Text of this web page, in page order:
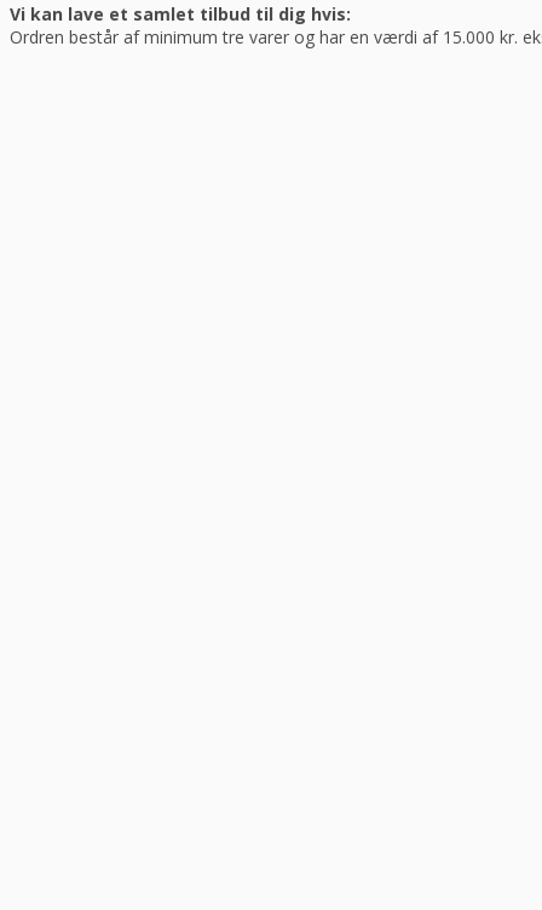
Vi kan lave et samlet tilbud til dig hvis:
Ordren består af minimum tre varer og har en værdi af 15.000 kr.